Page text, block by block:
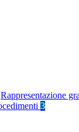
Rappresentazione
3